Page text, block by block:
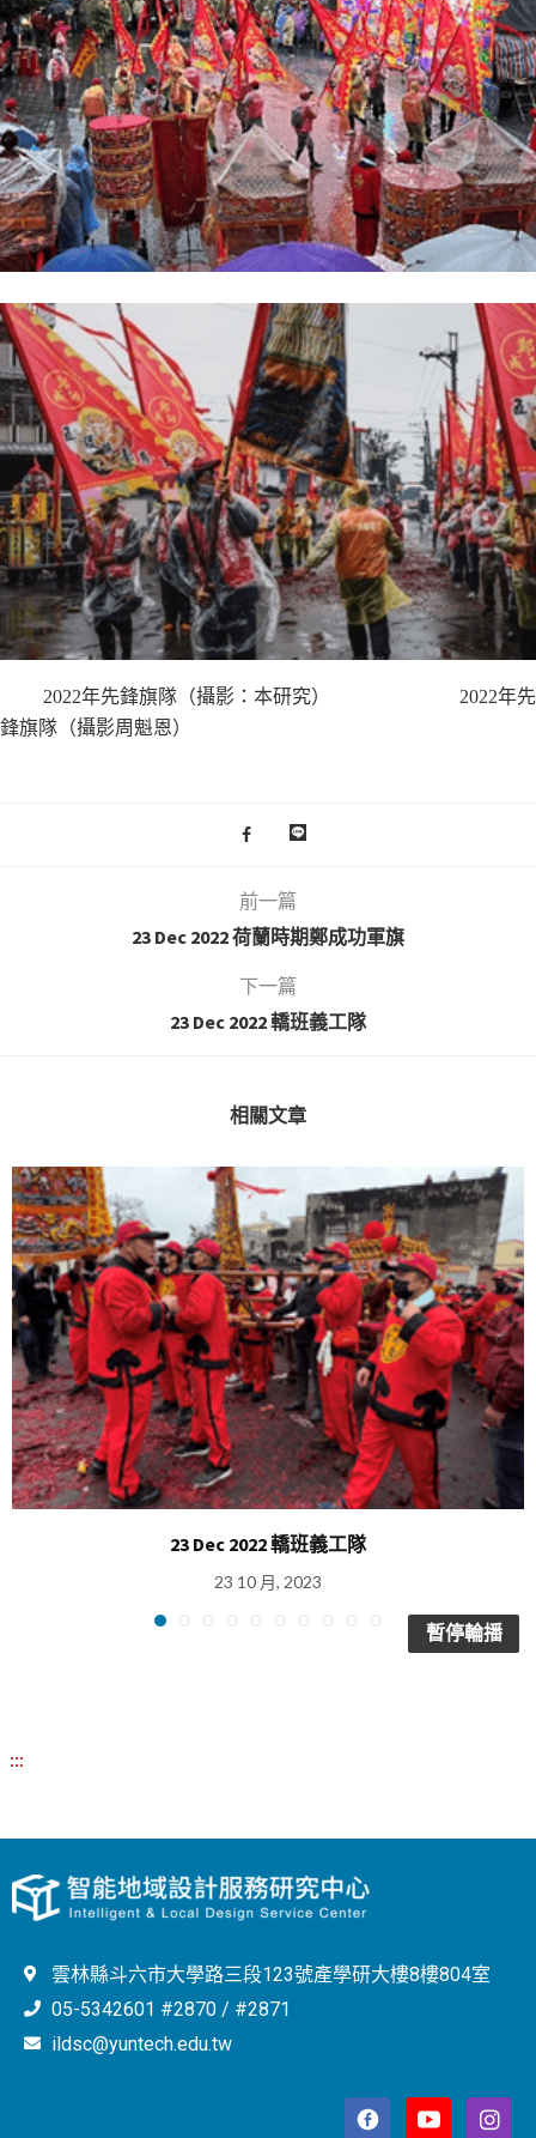
2022年先鋒旗隊（攝影：本研究） 2022年先
鋒旗隊（攝影周魁恩）
前一篇
23 Dec 2022 荷蘭時期鄭成功軍旗
下一篇
23 Dec 2022 轎班義工隊
相關文章
23 Dec 2022 轎班義工隊
23 10 月, 2023
暫停輪播
:::
雲林縣斗六市大學路三段123號產學研大樓8樓804室
05-5342601 #2870 / #2871
ildsc@yuntech.edu.tw